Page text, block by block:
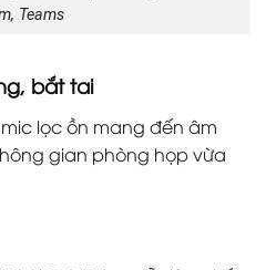
Teams
bắt tai
lọc ồn mang đến âm
gian phòng họp vừa